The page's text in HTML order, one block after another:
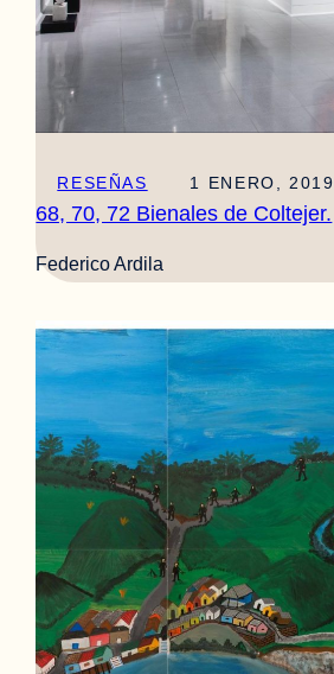
RESEÑAS 1 ENERO, 2019
68, 70, 72 Bienales de Coltejer.
Federico Ardila